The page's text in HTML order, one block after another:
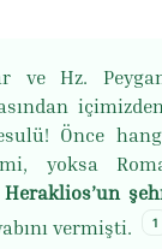
Hz.
Önce
yoksa
Heraklios’un
vermişti. 1